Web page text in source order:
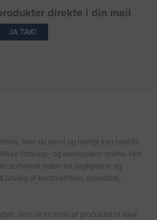
direkte i din mail
JA TAK!
hvor du nemt og hurtigt kan bestille
forbrugs- og servicevarer online. Hos
sortiment inden for dagligvarer og
udvalg af kontorartikler, arbejdstøj,
som er en serie af produkter til vask